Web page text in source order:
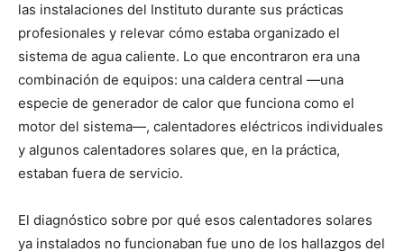
las instalaciones del Instituto durante sus prácticas
profesionales y relevar cómo estaba organizado el
sistema de agua caliente. Lo que encontraron era una
combinación de equipos: una caldera central —una
especie de generador de calor que funciona como el
motor del sistema—, calentadores eléctricos individuales
y algunos calentadores solares que, en la práctica,
estaban fuera de servicio.
El diagnóstico sobre por qué esos calentadores solares
ya instalados no funcionaban fue uno de los hallazgos del